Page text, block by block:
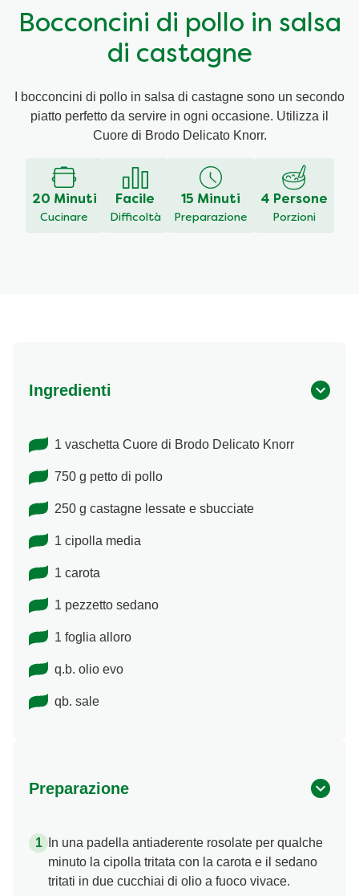
Ricette a base di cereali
Consigli del mestiere
Insaporitori
Bocconcini di pollo in salsa
di castagne
I bocconcini di pollo in salsa di castagne sono un secondo
piatto perfetto da servire in ogni occasione. Utilizza il
Cuore di Brodo Delicato Knorr.
20 Minuti
Cucinare
Facile
Difficoltà
15 Minuti
Preparazione
4 Persone
Porzioni
Ingredienti
1 vaschetta Cuore di Brodo Delicato Knorr
750 g petto di pollo
250 g castagne lessate e sbucciate
1 cipolla media
1 carota
1 pezzetto sedano
1 foglia alloro
q.b. olio evo
qb. sale
Preparazione
In una padella antiaderente rosolate per qualche
minuto la cipolla tritata con la carota e il sedano
tritati in due cucchiai di olio a fuoco vivace.